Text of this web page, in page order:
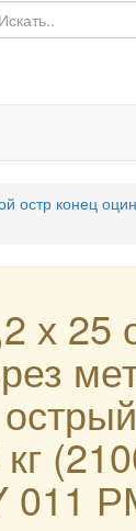
остр конец оцин
х 25
011